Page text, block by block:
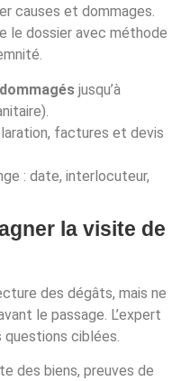
causes et dommages.
le dossier avec méthode
jusqu’à
factures et devis
: date, interlocuteur,
la visite de
des dégâts, mais ne
le passage. L’expert
ciblées.
des biens, preuves de